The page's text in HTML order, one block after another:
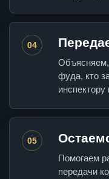
04
Объясняем,
фуда, кто
инспектору
05
Помогаем
передачи